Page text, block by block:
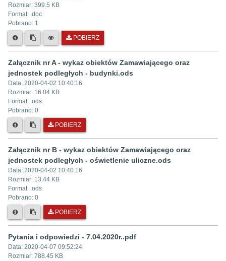
Rozmiar: 399.5 KB
Format: .doc
Pobrano: 1
POBIERZ
Załącznik nr A - wykaz obiektów Zamawiającego oraz
jednostek podległych - budynki.ods
Data: 2020-04-02 10:40:16
Rozmiar: 16.04 KB
Format: .ods
Pobrano: 0
POBIERZ
Załącznik nr B - wykaz obiektów Zamawiającego oraz
jednostek podległych - oświetlenie uliczne.ods
Data: 2020-04-02 10:40:16
Rozmiar: 13.44 KB
Format: .ods
Pobrano: 0
POBIERZ
Pytania i odpowiedzi - 7.04.2020r..pdf
Data: 2020-04-07 09:52:24
Rozmiar: 788.45 KB